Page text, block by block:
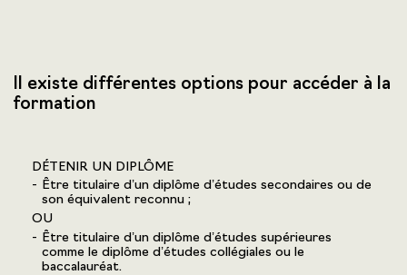
Il existe différentes options pour accéder à la
formation
DÉTENIR UN DIPLÔME
Être titulaire d’un diplôme d’études secondaires ou de
son équivalent reconnu ;
OU
Être titulaire d’un diplôme d’études supérieures
comme le diplôme d’études collégiales ou le
baccalauréat.